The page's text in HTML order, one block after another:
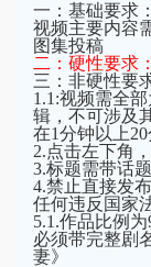
一：基础要求：
视频主要内容
图集投稿
二：硬性要求：
三：非硬性要
1.1:视频需全
辑，不可涉及
在1分钟以上
2.点击左下角
3.标题需带话
4.禁止直接发
任何违反国家
5.1.作品比例
必须带完整剧
妻》